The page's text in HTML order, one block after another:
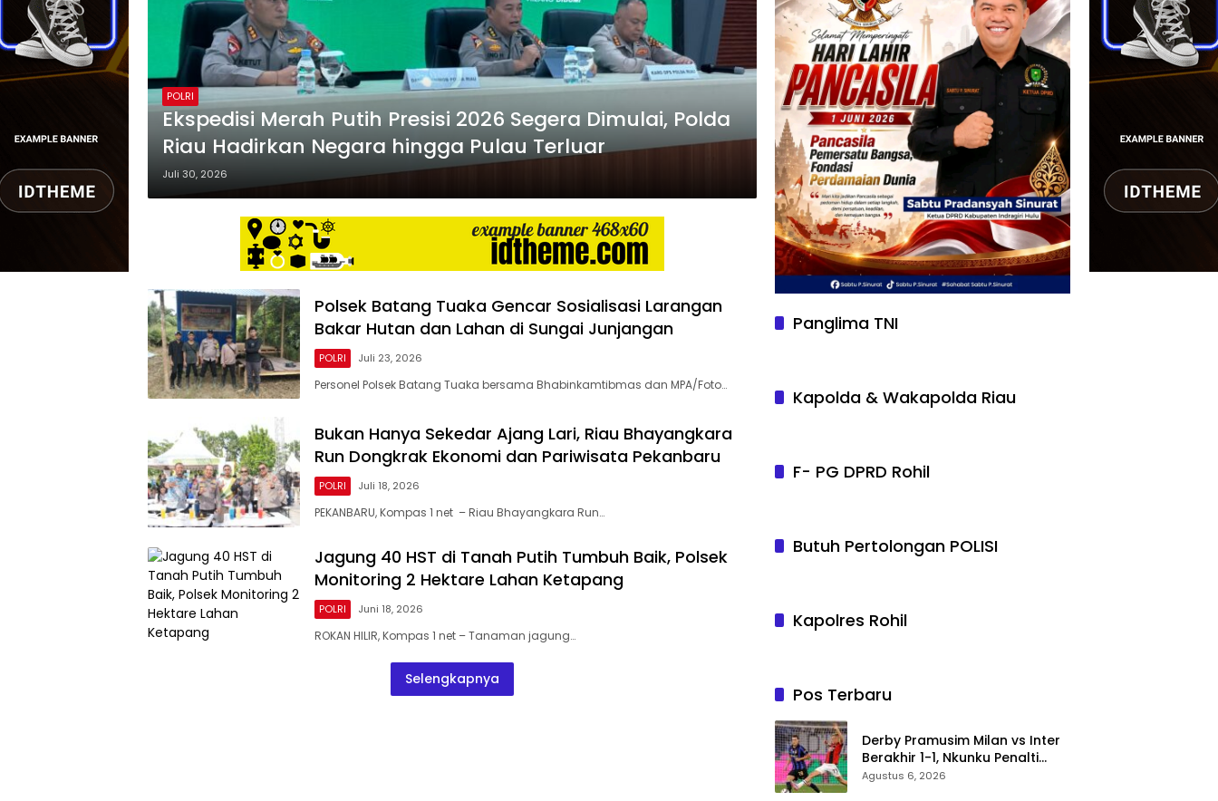
POLRI
Ekspedisi Merah Putih Presisi 2026 Segera Dimulai, Polda
Riau Hadirkan Negara hingga Pulau Terluar
Juli 30, 2026
Polsek Batang Tuaka Gencar Sosialisasi Larangan
Bakar Hutan dan Lahan di Sungai Junjangan
POLRI Juli 23, 2026
Personel Polsek Batang Tuaka bersama Bhabinkamtibmas dan MPA/Foto…
Bukan Hanya Sekedar Ajang Lari, Riau Bhayangkara
Run Dongkrak Ekonomi dan Pariwisata Pekanbaru
POLRI Juli 18, 2026
PEKANBARU, Kompas 1 net – Riau Bhayangkara Run…
Jagung 40 HST di Tanah Putih Tumbuh Baik, Polsek
Monitoring 2 Hektare Lahan Ketapang
POLRI Juni 18, 2026
ROKAN HILIR, Kompas 1 net – Tanaman jagung…
Selengkapnya
Panglima TNI
Kapolda & Wakapolda Riau
F- PG DPRD Rohil
Butuh Pertolongan POLISI
Kapolres Rohil
Pos Terbaru
Derby Pramusim Milan vs Inter
Berakhir 1-1, Nkunku Penalti
Selamatkan Rossoneri
Agustus 6, 2026